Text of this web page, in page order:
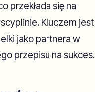
przekłada się na
Kluczem jest
jako partnera w
przepisu na sukces.